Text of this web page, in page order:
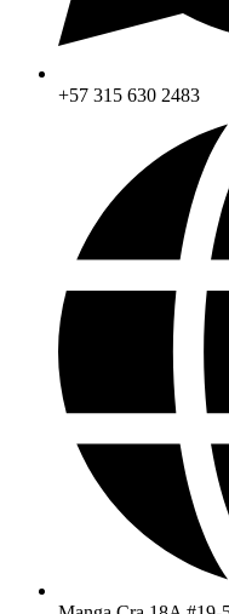
+57 315 630 2483